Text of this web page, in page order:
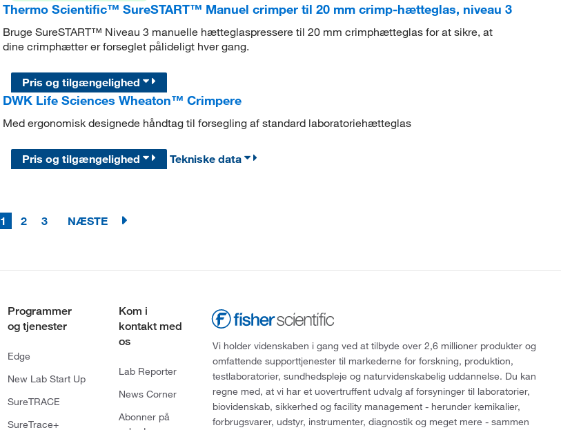
Thermo Scientific™ SureSTART™ Manuel crimper til 20 mm crimp-hætteglas, niveau 3
Bruge SureSTART™ Niveau 3 manuelle hætteglaspressere til 20 mm crimphætteglas for at sikre, at
dine crimphætter er forseglet pålideligt hver gang.
Pris og tilgængelighed
DWK Life Sciences Wheaton™ Crimpere
Med ergonomisk designede håndtag til forsegling af standard laboratoriehætteglas
Pris og tilgængelighed Tekniske data
1 2 3 NÆSTE
Programmer
og tjenester
Edge
New Lab Start Up
SureTRACE
SureTrace+
Kom i
kontakt med
os
Lab Reporter
News Corner
Abonner på
Vi holder videnskaben i gang ved at tilbyde over 2,6 millioner produkter og
omfattende supporttjenester til markederne for forskning, produktion,
testlaboratorier, sundhedspleje og naturvidenskabelig uddannelse. Du kan
regne med, at vi har et uovertruffent udvalg af forsyninger til laboratorier,
biovidenskab, sikkerhed og facility management - herunder kemikalier,
forbrugsvarer, udstyr, instrumenter, diagnostik og meget mere - sammen